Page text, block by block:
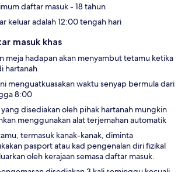
daftar masuk - 18 tahun
keluar adalah 12:00 tengah hari
masuk khas
meja hadapan akan menyambut tetamu ketika
hartanah
menguatkuasakan waktu senyap bermula dari
8:00
disediakan oleh pihak hartanah mungkin
menggunakan alat terjemahan automatik
termasuk kanak-kanak, diminta
pasport atau kad pengenalan diri fizikal
oleh kerajaan semasa daftar masuk.